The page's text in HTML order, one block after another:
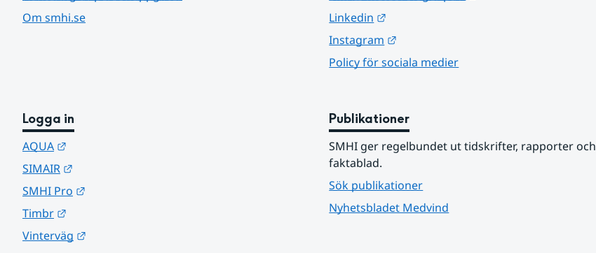
Om smhi.se
Linkedin
Instagram
Policy för sociala medier
Logga in
AQUA
SIMAIR
SMHI Pro
Timbr
Vinterväg
Publikationer
SMHI ger regelbundet ut tidskrifter, rapporter och
faktablad.
Sök publikationer
Nyhetsbladet Medvind